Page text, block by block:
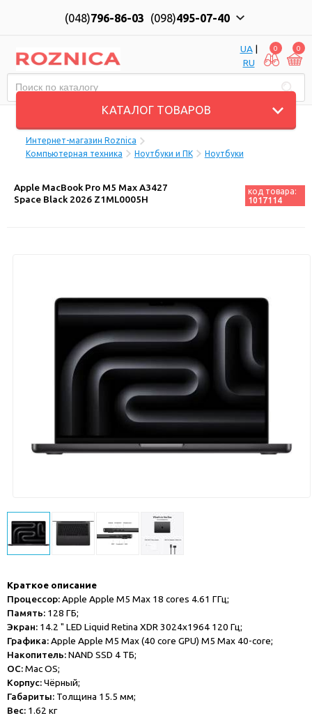
(048)796-86-03 (098)495-07-40
UA|
RU
0 0
КАТАЛОГ ТОВАРОВ
Интернет-магазин Roznica
Компьютерная техника
Ноутбуки и ПК Ноутбуки
Apple MacBook Pro M5 Max A3427
Space Black 2026 Z1ML0005H
код товара:
1017114
Краткое описание
Процессор:Apple Apple M5 Max 18 cores 4.61 ГГц;
Память: 128 ГБ;
Экран: 14.2 " LED Liquid Retina XDR 3024x1964 120 Гц;
Графика:Apple Apple M5 Max (40 core GPU) M5 Max 40-core;
Накопитель:NAND SSD 4 ТБ;
ОС:Mac OS;
Корпус:Чёрный;
Габариты: Толщина 15.5 мм;
Вес: 1.62 кг